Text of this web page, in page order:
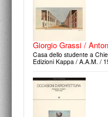
Giorgio Grassi /
Casa dello studente a
Edizioni Kappa / A.A.M. /